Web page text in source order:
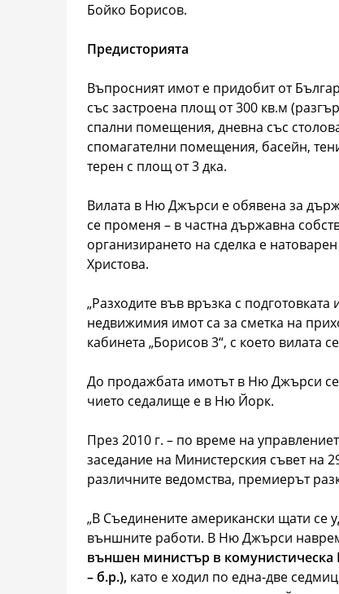
Бойко Борисов.
Предисторията
Въпросният имот е придобит от
със застроена площ от 300 кв.м
спални помещения, дневна със
спомагателни помещения, басейн,
терен с площ от 3 дка.
Вилата в Ню Джърси е обявена за
се променя – в частна държавна
организирането на сделка е
Христова.
„Разходите във връзка с
недвижимия имот са за сметка на
кабинета „Борисов 3“, с което вилата
До продажбата имотът в Ню Джърси
чието седалище е в Ню Йорк.
През 2010 г. – по време на
заседание на Министерския съвет на
различните ведомства, премиерът
„В Съединените американски щати се
външните работи. В Ню Джърси
външен министър в
– б.р.), като е ходил по една-две